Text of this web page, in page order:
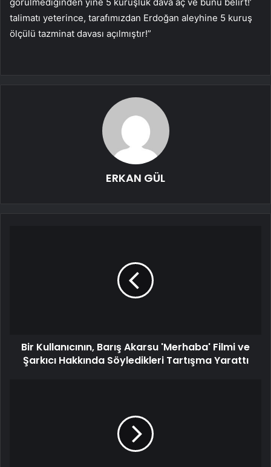
görülmediğinden yine 5 kuruşluk dava aç ve bunu belirt!’
talimatı yeterince, tarafımızdan Erdoğan aleyhine 5 kuruş
ölçülü tazminat davası açılmıştır!”
ERKAN GÜL
Bir Kullanıcının, Barış Akarsu 'Merhaba' Filmi ve
Şarkıcı Hakkında Söyledikleri Tartışma Yarattı